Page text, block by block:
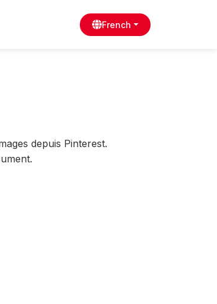
French
depuis Pinterest.